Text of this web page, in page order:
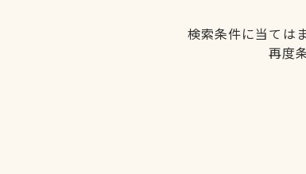
検索条件に当ては
再度